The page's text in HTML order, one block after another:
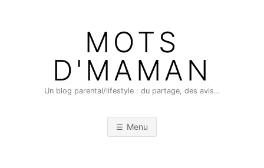
MOTS
D'MAMAN
Un blog parental/lifestyle : du partage, des avis…
Menu